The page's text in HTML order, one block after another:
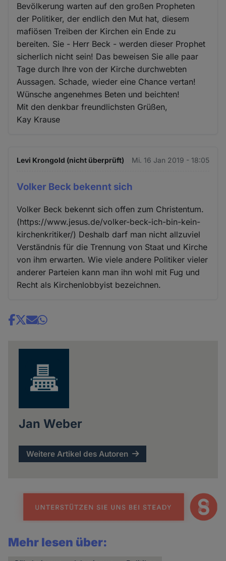
Bevölkerung warten auf den großen Propheten
der Politiker, der endlich den Mut hat, diesem
mafiösen Treiben der Kirchen ein Ende zu
bereiten. Sie - Herr Beck - werden dieser Prophet
sicherlich nicht sein! Das beweisen Sie alle paar
Tage durch Ihre von der Kirche durchwebten
Aussagen. Schade, wieder eine Chance vertan!
Wünsche angenehmes Beten und beichten!
Mit den denkbar freundlichsten Grüßen,
Kay Krause
Levi Krongold (nicht überprüft) Mi. 16 Jan 2019 - 18:05
Volker Beck bekennt sich
Volker Beck bekennt sich offen zum Christentum.
(https://www.jesus.de/volker-beck-ich-bin-kein-
kirchenkritiker/) Deshalb darf man nicht allzuviel
Verständnis für die Trennung von Staat und Kirche
von ihm erwarten. Wie viele andere Politiker vieler
anderer Parteien kann man ihn wohl mit Fug und
Recht als Kirchenlobbyist bezeichnen.
Share
Jan Weber
Weitere Artikel des Autoren
Mehr lesen über: